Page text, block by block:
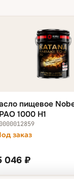
пищевое
1000 H1
заказ
046 ₽